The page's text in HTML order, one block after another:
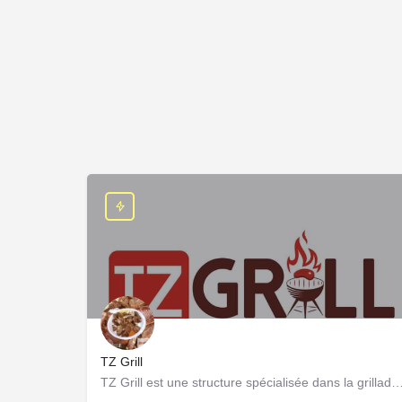
TZ Grill